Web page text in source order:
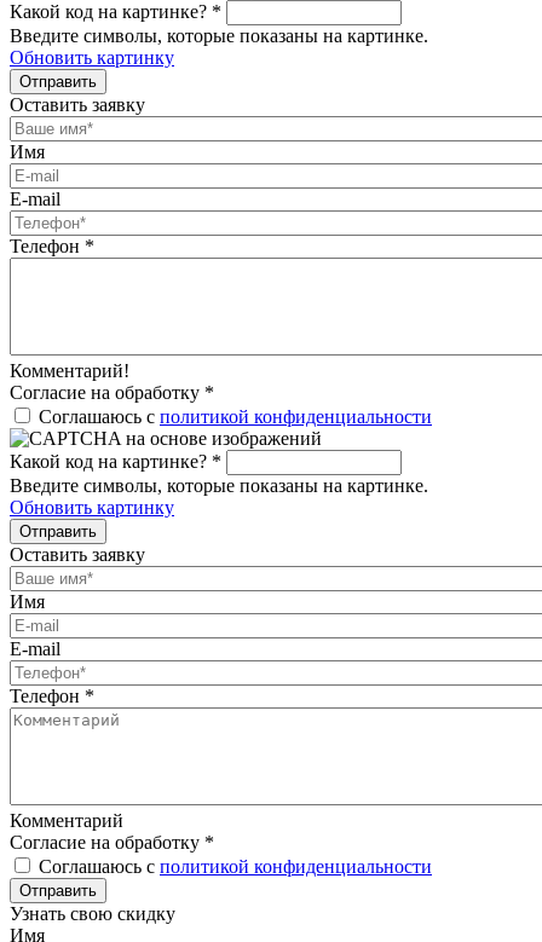
Какой код на картинке? *
Введите символы, которые показаны на картинке.
Обновить картинку
Отправить
Оставить заявку
Имя
E-mail
Телефон *
Комментарий!
Согласие на обработку *
Соглашаюсь с политикой конфиденциальности
Какой код на картинке? *
Введите символы, которые показаны на картинке.
Обновить картинку
Отправить
Оставить заявку
Имя
E-mail
Телефон *
Комментарий
Согласие на обработку *
Соглашаюсь с политикой конфиденциальности
Отправить
Узнать свою скидку
Имя